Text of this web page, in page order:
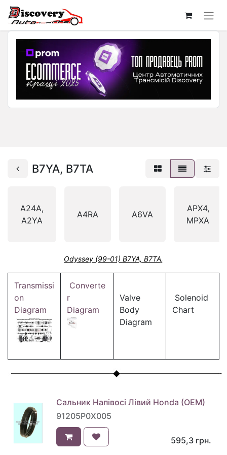
B7YA, B7TA
A24A,
A2YA
A4RA A6VA
APX4,
MPXA
Odyssey (99-01) B7YA, B7TA,
Transmissi
on
Diagram
Converte
r
Diagram
Valve
Body
Diagram
Solenoid
Chart
Сальник Напівосі Лівий Honda (OEM)
91205P0X005
595,3 грн.